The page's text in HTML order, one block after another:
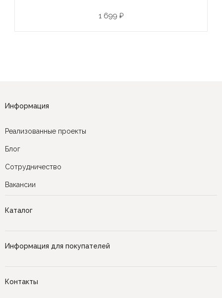
1 699 ₽
Информация
Реализованные проекты
Блог
Сотрудничество
Вакансии
Каталог
Информация для покупателей
Контакты